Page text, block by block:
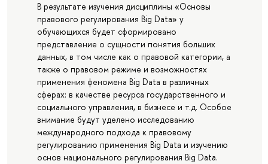
В результате изучения дисциплины «Основы
правового регулирования Big Data» у
обучающихся будет сформировано
представление о сущности понятия больших
данных, в том числе как о правовой категории, а
также о правовом режиме и возможностях
применения феномена Big Data в различных
сферах: в качестве ресурса государственного и
социального управления, в бизнесе и т.д. Особое
внимание будут уделено исследованию
международного подхода к правовому
регулированию применения Big Data и изучению
основ национального регулирования Big Data.